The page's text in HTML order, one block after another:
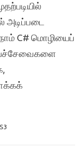
C# மொழியைப்
S3